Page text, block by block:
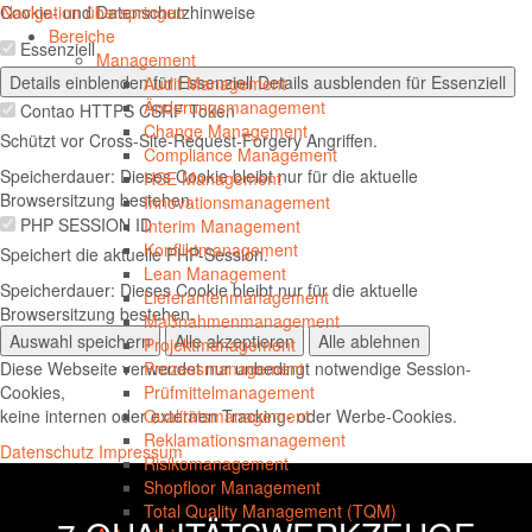
Cookie- und Datenschutzhinweise
Essenziell
Details einblendenfür Essenziell Details ausblenden für Essenziell
Contao HTTPS CSRF Token
Schützt vor Cross-Site-Request-Forgery Angriffen.
Speicherdauer: Dieses Cookie bleibt nur für die aktuelle
Browsersitzung bestehen.
PHP SESSION ID
Speichert die aktuelle PHP-Session.
Speicherdauer: Dieses Cookie bleibt nur für die aktuelle
Browsersitzung bestehen.
Auswahl speichern
Alle akzeptieren
Alle ablehnen
Diese Webseite verwendet nur unbedingt notwendige Session-
Cookies,
keine internen oder externen Tracking- oder Werbe-Cookies.
Datenschutz Impressum
Navigation überspringen
Bereiche
Management
Audit Management
Änderungsmanagement
Change Management
Compliance Management
HSE Management
Innovationsmanagement
Interim Management
Konfliktmanagement
Lean Management
Lieferantenmanagement
Maßnahmenmanagement
Projektmanagement
Prozessmanagement
Prüfmittelmanagement
Qualitätsmanagement
Reklamationsmanagement
Risikomanagement
Shopfloor Management
Total Quality Management (TQM)